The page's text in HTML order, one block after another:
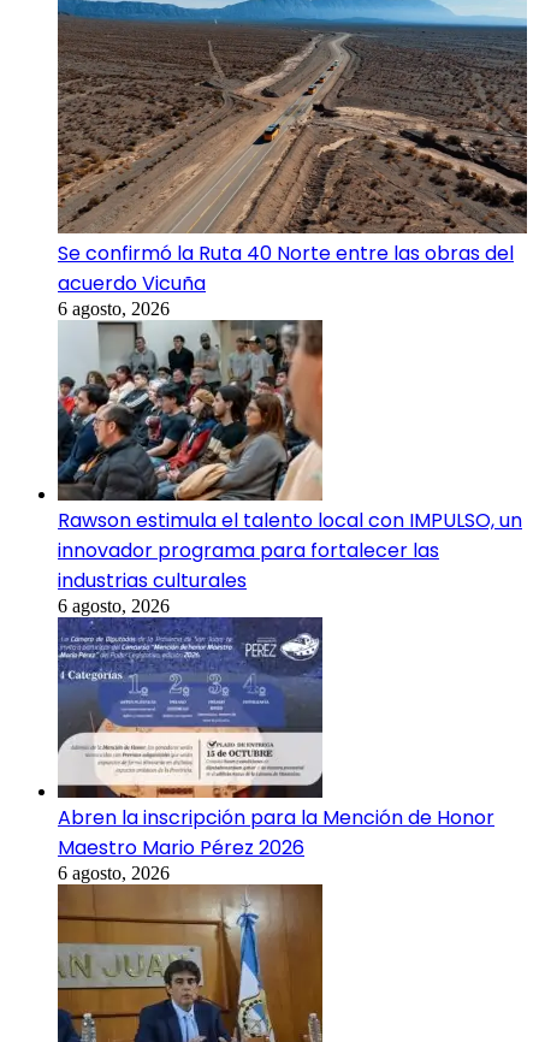
Se confirmó la Ruta 40 Norte entre las obras del
acuerdo Vicuña
6 agosto, 2026
Rawson estimula el talento local con IMPULSO, un
innovador programa para fortalecer las
industrias culturales
6 agosto, 2026
Abren la inscripción para la Mención de Honor
Maestro Mario Pérez 2026
6 agosto, 2026